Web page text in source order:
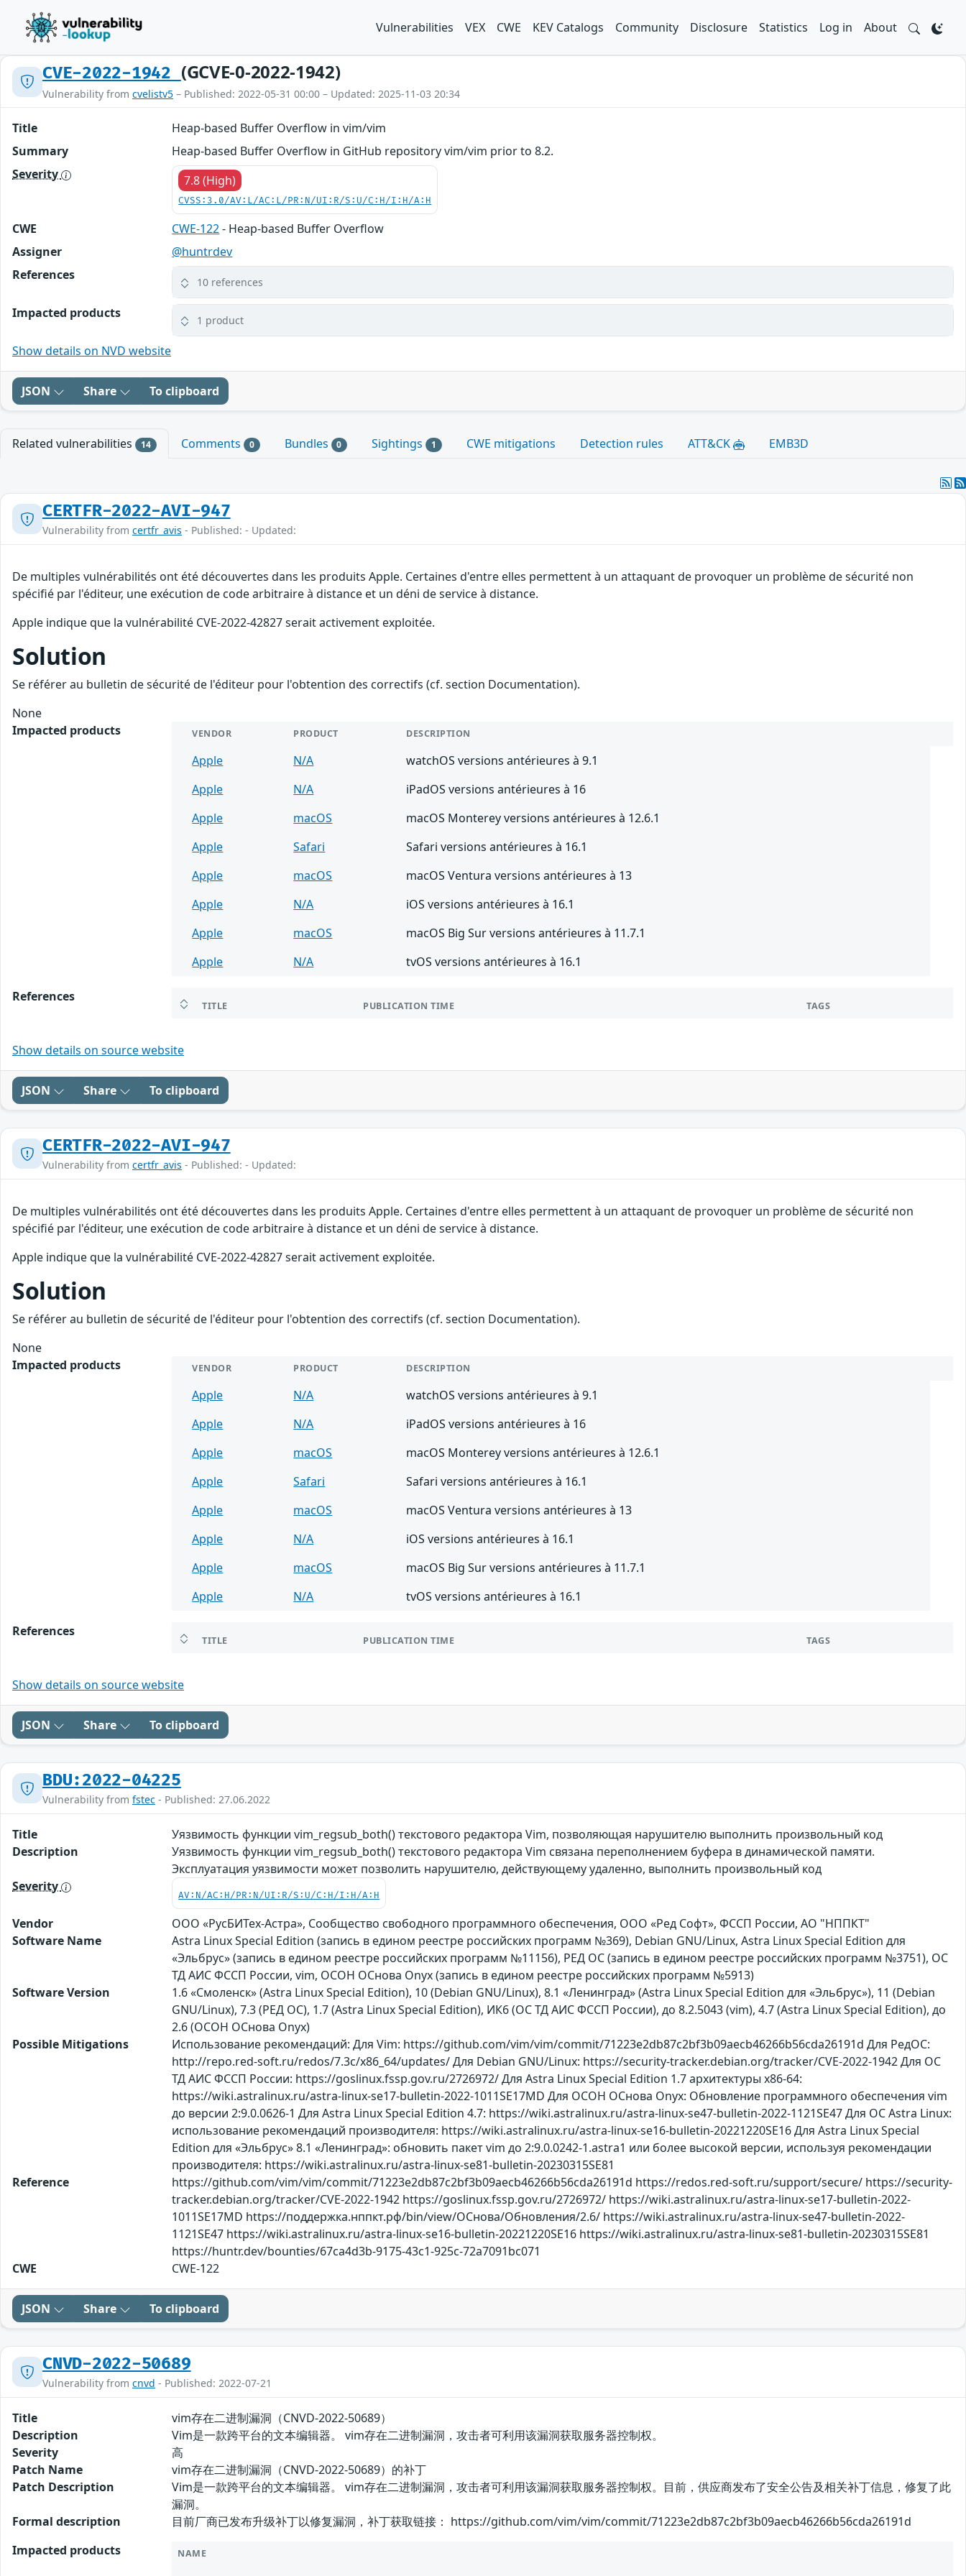
Vulnerabilities VEX CWE KEV Catalogs Community Disclosure Statistics Log in About
CVE-2022-1942 (GCVE-0-2022-1942)
Vulnerability from cvelistv5 – Published: 2022-05-31 00:00 – Updated: 2025-11-03 20:34
Title
Heap-based Buffer Overflow in vim/vim
Summary
Heap-based Buffer Overflow in GitHub repository vim/vim prior to 8.2.
Severity
7.8 (High)
CVSS:3.0/AV:L/AC:L/PR:N/UI:R/S:U/C:H/I:H/A:H
CWE CWE-122- Heap-based Buffer Overflow
Assigner
@huntrdev
References
10 references
Impacted products 1 product
Show details on NVD website
JSON Share To clipboard
Related vulnerabilities 14 Comments 0 Bundles 0 Sightings 1 CWE mitigations Detection rules ATT&CK EMB3D
CERTFR-2022-AVI-947
Vulnerability from certfr_avis - Published: - Updated:
De multiples vulnérabilités ont été découvertes dans les produits Apple. Certaines d'entre elles permettent à un attaquant de provoquer un problème de sécurité non
spécifié par l'éditeur, une exécution de code arbitraire à distance et un déni de service à distance.
Apple indique que la vulnérabilité CVE-2022-42827 serait activement exploitée.
Solution
Se référer au bulletin de sécurité de l'éditeur pour l'obtention des correctifs (cf. section Documentation).
None
Impacted products
VENDOR PRODUCT DESCRIPTION
Apple N/A
watchOS versions antérieures à 9.1
Apple
N/A
iPadOS versions antérieures à 16
Apple
macOS
macOS Monterey versions antérieures à 12.6.1
Apple
Safari
Safari versions antérieures à 16.1
Apple
macOS
macOS Ventura versions antérieures à 13
Apple
N/A
iOS versions antérieures à 16.1
Apple
macOS
macOS Big Sur versions antérieures à 11.7.1
Apple
N/A tvOS versions antérieures à 16.1
References
TITLE PUBLICATION TIME TAGS
Show details on source website
JSON Share To clipboard
CERTFR-2022-AVI-947
Vulnerability from certfr_avis - Published: - Updated:
De multiples vulnérabilités ont été découvertes dans les produits Apple. Certaines d'entre elles permettent à un attaquant de provoquer un problème de sécurité non
spécifié par l'éditeur, une exécution de code arbitraire à distance et un déni de service à distance.
Apple indique que la vulnérabilité CVE-2022-42827 serait activement exploitée.
Solution
Se référer au bulletin de sécurité de l'éditeur pour l'obtention des correctifs (cf. section Documentation).
None
Impacted products
VENDOR PRODUCT DESCRIPTION
Apple N/A
watchOS versions antérieures à 9.1
Apple
N/A
iPadOS versions antérieures à 16
Apple
macOS
macOS Monterey versions antérieures à 12.6.1
Apple
Safari
Safari versions antérieures à 16.1
Apple
macOS
macOS Ventura versions antérieures à 13
Apple
N/A
iOS versions antérieures à 16.1
Apple
macOS
macOS Big Sur versions antérieures à 11.7.1
Apple
N/A tvOS versions antérieures à 16.1
References
TITLE PUBLICATION TIME TAGS
Show details on source website
JSON Share To clipboard
BDU:2022-04225
Vulnerability from fstec - Published: 27.06.2022
Title
Уязвимость функции vim_regsub_both() текстового редактора Vim, позволяющая нарушителю выполнить произвольный код
Description
Уязвимость функции vim_regsub_both() текстового редактора Vim связана переполнением буфера в динамической памяти.
Эксплуатация уязвимости может позволить нарушителю, действующему удаленно, выполнить произвольный код
Severity
AV:N/AC:H/PR:N/UI:R/S:U/C:H/I:H/A:H
Vendor
ООО «РусБИТех-Астра», Сообщество свободного программного обеспечения, ООО «Ред Софт», ФССП России, АО "НППКТ"
Software Name
Astra Linux Special Edition (запись в едином реестре российских программ №369), Debian GNU/Linux, Astra Linux Special Edition для
«Эльбрус» (запись в едином реестре российских программ №11156), РЕД ОС (запись в едином реестре российских программ №3751), ОС
ТД АИС ФССП России, vim, ОСОН ОСнова Оnyx (запись в едином реестре российских программ №5913)
Software Version
1.6 «Смоленск» (Astra Linux Special Edition), 10 (Debian GNU/Linux), 8.1 «Ленинград» (Astra Linux Special Edition для «Эльбрус»), 11 (Debian
GNU/Linux), 7.3 (РЕД ОС), 1.7 (Astra Linux Special Edition), ИК6 (ОС ТД АИС ФССП России), до 8.2.5043 (vim), 4.7 (Astra Linux Special Edition), до
2.6 (ОСОН ОСнова Оnyx)
Possible Mitigations
Использование рекомендаций: Для Vim: https://github.com/vim/vim/commit/71223e2db87c2bf3b09aecb46266b56cda26191d Для РедОС:
http://repo.red-soft.ru/redos/7.3c/x86_64/updates/ Для Debian GNU/Linux: https://security-tracker.debian.org/tracker/CVE-2022-1942 Для ОС
ТД АИС ФССП России: https://goslinux.fssp.gov.ru/2726972/ Для Astra Linux Special Edition 1.7 архитектуры x86-64:
https://wiki.astralinux.ru/astra-linux-se17-bulletin-2022-1011SE17MD Для ОСОН ОСнова Оnyx: Обновление программного обеспечения vim
до версии 2:9.0.0626-1 Для Astra Linux Special Edition 4.7: https://wiki.astralinux.ru/astra-linux-se47-bulletin-2022-1121SE47 Для ОС Astra Linux:
использование рекомендаций производителя: https://wiki.astralinux.ru/astra-linux-se16-bulletin-20221220SE16 Для Astra Linux Special
Edition для «Эльбрус» 8.1 «Ленинград»: обновить пакет vim до 2:9.0.0242-1.astra1 или более высокой версии, используя рекомендации
производителя: https://wiki.astralinux.ru/astra-linux-se81-bulletin-20230315SE81
Reference
https://github.com/vim/vim/commit/71223e2db87c2bf3b09aecb46266b56cda26191d https://redos.red-soft.ru/support/secure/ https://security-
tracker.debian.org/tracker/CVE-2022-1942 https://goslinux.fssp.gov.ru/2726972/ https://wiki.astralinux.ru/astra-linux-se17-bulletin-2022-
1011SE17MD https://поддержка.нппкт.рф/bin/view/ОСнова/Обновления/2.6/ https://wiki.astralinux.ru/astra-linux-se47-bulletin-2022-
1121SE47 https://wiki.astralinux.ru/astra-linux-se16-bulletin-20221220SE16 https://wiki.astralinux.ru/astra-linux-se81-bulletin-20230315SE81
https://huntr.dev/bounties/67ca4d3b-9175-43c1-925c-72a7091bc071
CWE
CWE-122
JSON Share To clipboard
CNVD-2022-50689
Vulnerability from cnvd - Published: 2022-07-21
Title
vim存在二进制漏洞（CNVD-2022-50689）
Description
Vim是一款跨平台的文本编辑器。 vim存在二进制漏洞，攻击者可利用该漏洞获取服务器控制权。
Severity
高
Patch Name
vim存在二进制漏洞（CNVD-2022-50689）的补丁
Patch Description
Vim是一款跨平台的文本编辑器。 vim存在二进制漏洞，攻击者可利用该漏洞获取服务器控制权。目前，供应商发布了安全公告及相关补丁信息，修复了此
漏洞。
Formal description
目前厂商已发布升级补丁以修复漏洞，补丁获取链接： https://github.com/vim/vim/commit/71223e2db87c2bf3b09aecb46266b56cda26191d
Impacted products
NAME